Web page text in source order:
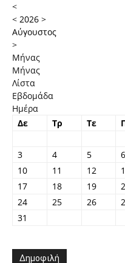
<
< 2026 >
Αύγουστος
>
Μήνας
Μήνας
Λίστα
Εβδομάδα
Ημέρα
Δε
Τρ Τε
3
4 5 6
10
11 12
17
18 19
24
25 26
31
Δημοφιλή